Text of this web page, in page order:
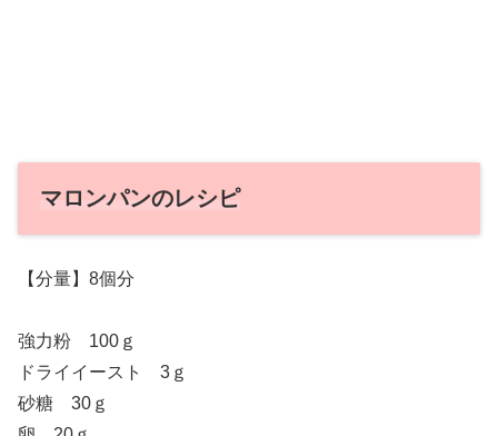
マロンパンのレシピ
【分量】8個分
強力粉 100ｇ
ドライイースト 3ｇ
砂糖 30ｇ